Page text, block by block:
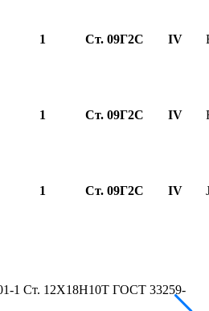
1 Ст. 09Г2С IV
1 Ст. 09Г2С IV
1 Ст. 09Г2С IV